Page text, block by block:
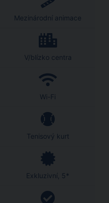
Mezinárodní animace
V/blízko centra
Wi-Fi
Tenisový kurt
Exkluzivní, 5*